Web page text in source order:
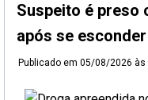
Suspeito é preso
após se
Publicado em 05/08/2026 às